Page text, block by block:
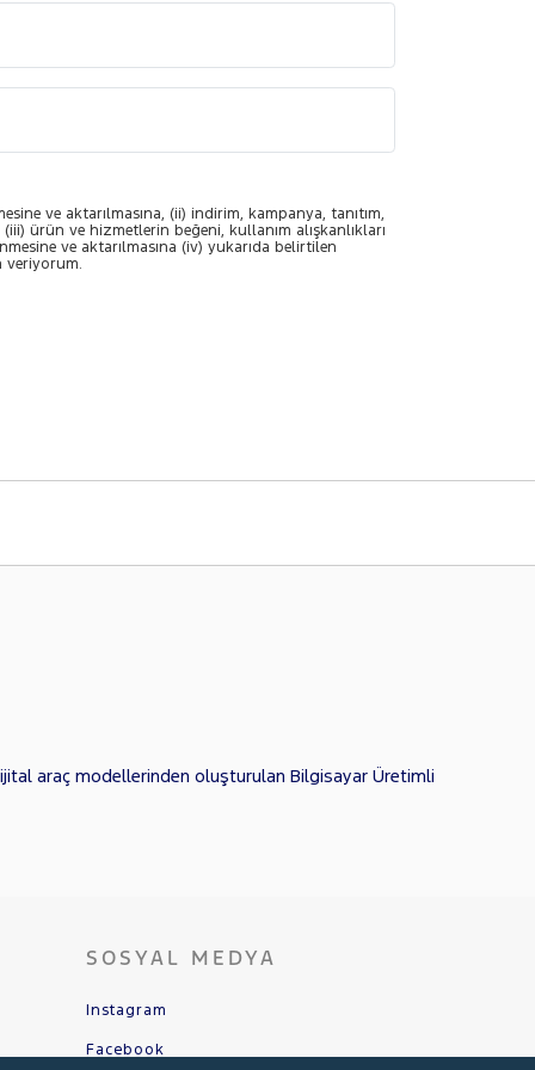
ve aktarılmasına, (ii) indirim, kampanya, tanıtım,
ürün ve hizmetlerin beğeni, kullanım alışkanlıkları
ve aktarılmasına (iv) yukarıda belirtilen
veriyorum.
araç modellerinden oluşturulan Bilgisayar Üretimli
SOSYAL MEDYA
Instagram
Facebook